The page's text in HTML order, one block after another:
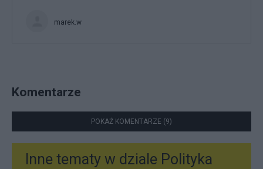
marek.w
Komentarze
POKAŻ KOMENTARZE (9)
Inne tematy w dziale Polityka